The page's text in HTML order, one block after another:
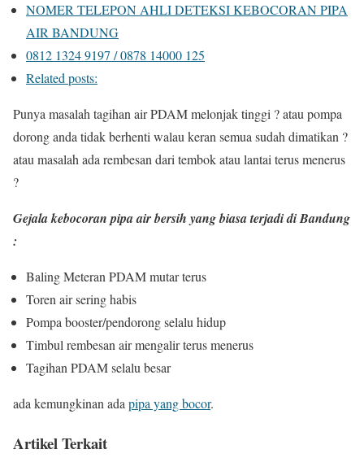
NOMER TELEPON AHLI DETEKSI KEBOCORAN PIPA
AIR BANDUNG
0812 1324 9197 / 0878 14000 125
Related posts:
Punya masalah tagihan air PDAM melonjak tinggi ? atau pompa
dorong anda tidak berhenti walau keran semua sudah dimatikan ?
atau masalah ada rembesan dari tembok atau lantai terus menerus
?
Gejala kebocoran pipa air bersih yang biasa terjadi di Bandung
:
Baling Meteran PDAM mutar terus
Toren air sering habis
Pompa booster/pendorong selalu hidup
Timbul rembesan air mengalir terus menerus
Tagihan PDAM selalu besar
ada kemungkinan adapipa yang bocor.
Artikel Terkait